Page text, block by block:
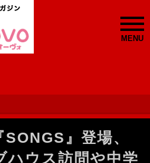
MENU
』登場、
ハウス訪問や中学